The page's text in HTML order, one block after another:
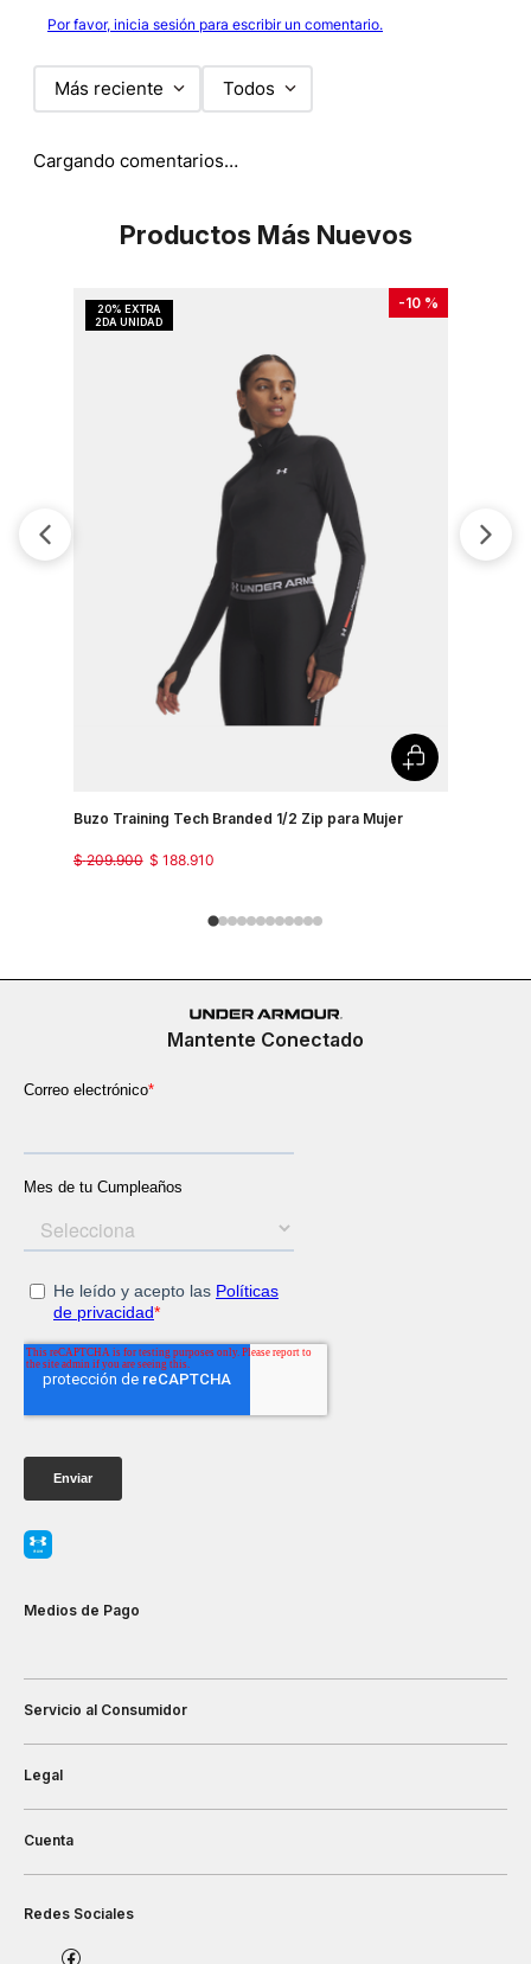
Por favor, inicia sesión para escribir un comentario.
Más reciente Todos
Cargando comentarios…
Productos Más Nuevos
-10 %
Buzo Training Tech Branded 1/2 Zip para Mujer
$ 188.910
$ 209.900
Mantente Conectado
Medios de Pago
Servicio al Consumidor
Legal
Cuenta
Redes Sociales